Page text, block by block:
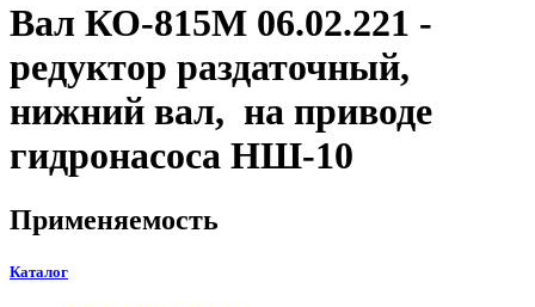
Вал КО-815М 06.02.221 -
редуктор раздаточный,
нижний вал, на приводе
гидронасоса НШ-10
Применяемость
Каталог